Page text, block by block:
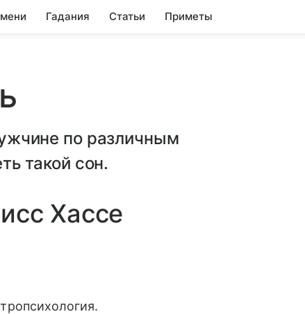
Гадания Статьи Приметы
по различным
такой сон.
Хассе